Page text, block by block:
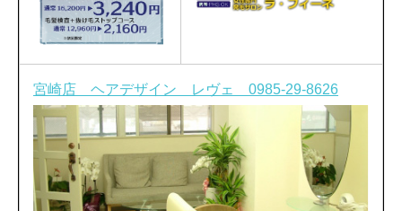
宮崎店 ヘアデザイン レヴェ 0985-29-8626